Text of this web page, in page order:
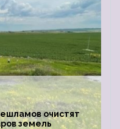
очистят
земель